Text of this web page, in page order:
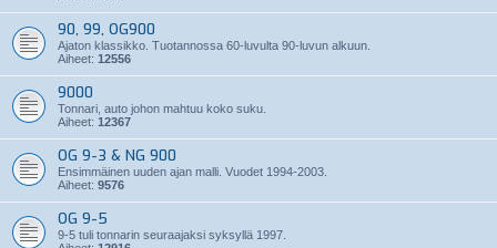
90, 99, OG900
Ajaton klassikko. Tuotannossa 60-luvulta 90-luvun alkuun.
Aiheet: 12556
9000
Tonnari, auto johon mahtuu koko suku.
Aiheet: 12367
OG 9-3 & NG 900
Ensimmäinen uuden ajan malli. Vuodet 1994-2003.
Aiheet: 9576
OG 9-5
9-5 tuli tonnarin seuraajaksi syksyllä 1997.